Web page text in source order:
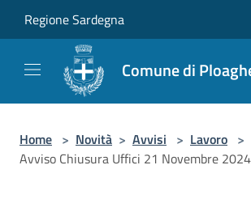
Regione Sardegna
Comune di
Home > Novità > Avvisi > Lavoro >
Avviso Chiusura Uffici 21 Novembre 2024